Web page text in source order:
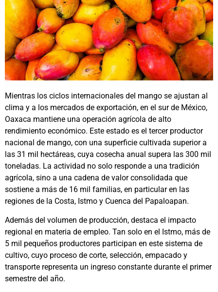
Mientras los ciclos internacionales del mango se ajustan al
clima y a los mercados de exportación, en el sur de México,
Oaxaca mantiene una operación agrícola de alto
rendimiento económico. Este estado es el tercer productor
nacional de mango, con una superficie cultivada superior a
las 31 mil hectáreas, cuya cosecha anual supera las 300 mil
toneladas. La actividad no solo responde a una tradición
agrícola, sino a una cadena de valor consolidada que
sostiene a más de 16 mil familias, en particular en las
regiones de la Costa, Istmo y Cuenca del Papaloapan.
Además del volumen de producción, destaca el impacto
regional en materia de empleo. Tan solo en el Istmo, más de
5 mil pequeños productores participan en este sistema de
cultivo, cuyo proceso de corte, selección, empacado y
transporte representa un ingreso constante durante el primer
semestre del año.